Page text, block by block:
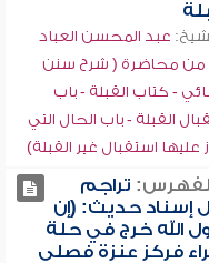
عبد المحسن العباد
من محاضرة ( شرح سنن
- كتاب القبلة - باب
القبلة - باب الحال التي
عليها استقبال غير القبلة)
تراجم
إسناد حديث: (إن
الله خرج في حلة
فركز عنزة فصلى